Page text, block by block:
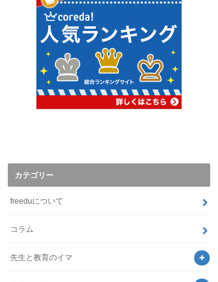
カテゴリー
freeduについて
コラム
先生と教育のイマ